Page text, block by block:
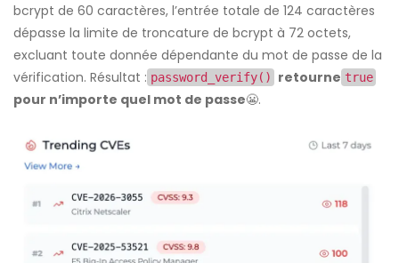
bcrypt de 60 caractères, l’entrée totale de 124 caractères
dépasse la limite de troncature de bcrypt à 72 octets,
excluant toute donnée dépendante du mot de passe de la
vérification. Résultat : password_verify() retourne true
pour n’importe quel mot de passe😬.